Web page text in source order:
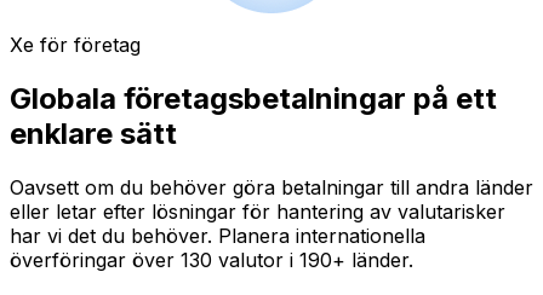
Xe för företag
Globala företagsbetalningar på ett
enklare sätt
Oavsett om du behöver göra betalningar till andra länder
eller letar efter lösningar för hantering av valutarisker
har vi det du behöver. Planera internationella
överföringar över 130 valutor i 190+ länder.